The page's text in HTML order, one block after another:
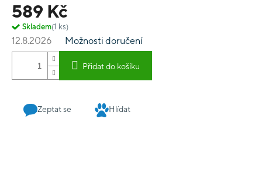
589 Kč
Skladem(1 ks)
12.8.2026 Možnosti doručení
Přidat do košíku
Ameriků, Thorů, Hulků Ironmanů a všech možných ostatních
manů a womenů.
Zeptat se Hlídat